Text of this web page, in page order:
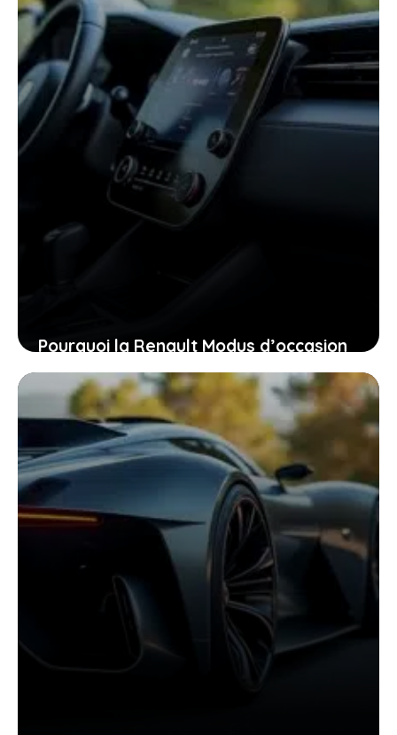
27 janvier 2026
Pourquoi la Renault Modus d’occasion
pourrait bien être la voiture idéale
pour vous aujourd’hui
26 janvier 2026